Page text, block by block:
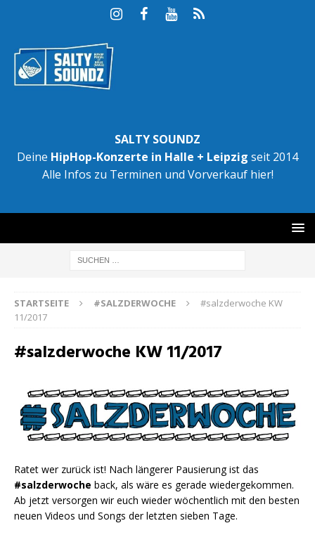
SALTY SOUNDZ
Deine HipHop-Konzerte in Halle + Leipzig seit 2014
Alle Infos zu Terminen und Vorverkauf hier!
STARTSEITE #SALZDERWOCHE
#salzderwoche KW
11/2017
#salzderwoche KW 11/2017
Ratet wer zurück ist! Nach längerer Pausierung ist das
#salzderwoche back, als wäre es gerade wiedergekommen.
Ab jetzt versorgen wir euch wieder wöchentlich mit den besten
neuen Videos und Songs der letzten sieben Tage.